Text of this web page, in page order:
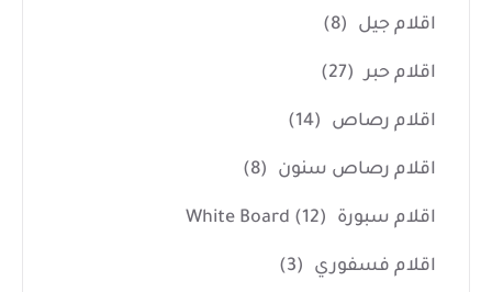
اقلام جيل (8)
اقلام حبر (27)
اقلام رصاص (14)
اقلام رصاص سنون (8)
اقلام سبورة White Board (12)
اقلام فسفوري (3)